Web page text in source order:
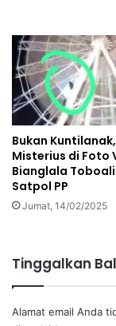
Bukan
Misterius di Foto
Bianglala
Satpol PP
Jumat, 14/02/2025
Tinggalkan
Alamat email Anda